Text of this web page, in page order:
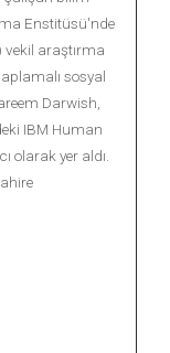
Enstitüsü'nde
vekil araştırma
sosyal
Darwish,
IBM Human
olarak yer aldı.